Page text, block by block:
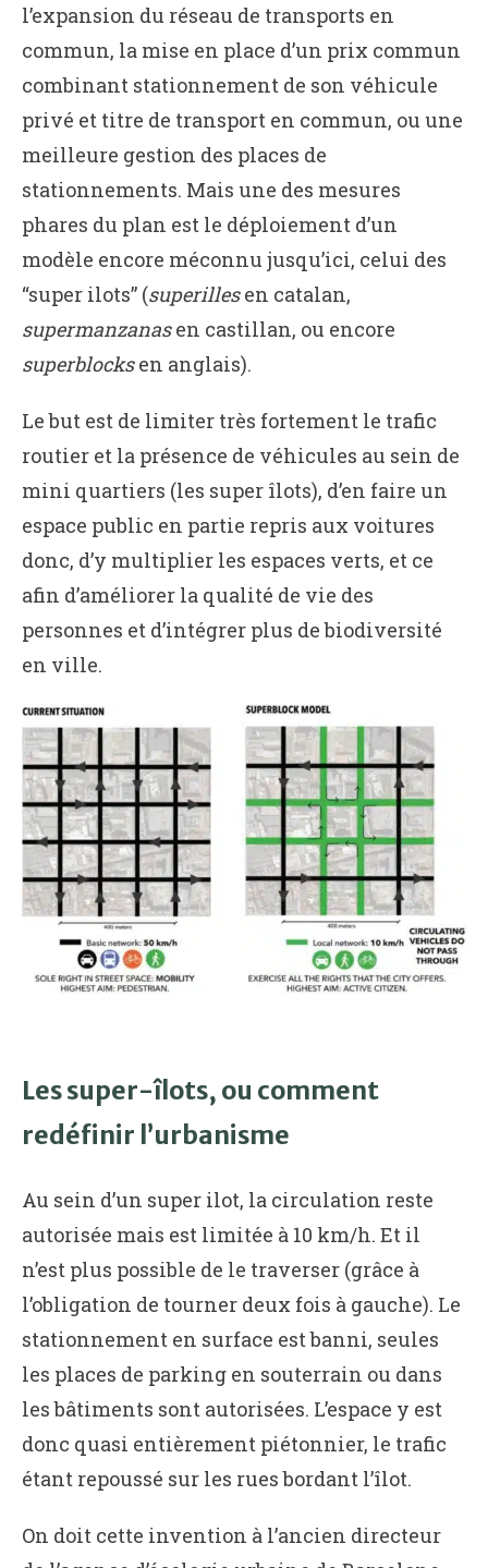
l’expansion du réseau de transports en
commun, la mise en place d’un prix commun
combinant stationnement de son véhicule
privé et titre de transport en commun, ou une
meilleure gestion des places de
stationnements. Mais une des mesures
phares du plan est le déploiement d’un
modèle encore méconnu jusqu’ici, celui des
“super ilots” (superillesen catalan,
supermanzanasen castillan, ou encore
superblocksen anglais).
Le but est de limiter très fortement le trafic
routier et la présence de véhicules au sein de
mini quartiers (les super îlots), d’en faire un
espace public en partie repris aux voitures
donc, d’y multiplier les espaces verts, et ce
afin d’améliorer la qualité de vie des
personnes et d’intégrer plus de biodiversité
en ville.
Les super-îlots, ou comment
redéfinir l’urbanisme
Au sein d’un super ilot, la circulation reste
autorisée mais est limitée à 10 km/h. Et il
n’est plus possible de le traverser (grâce à
l’obligation de tourner deux fois à gauche). Le
stationnement en surface est banni, seules
les places de parking en souterrain ou dans
les bâtiments sont autorisées. L’espace y est
donc quasi entièrement piétonnier, le trafic
étant repoussé sur les rues bordant l’îlot.
On doit cette invention à l’ancien directeur